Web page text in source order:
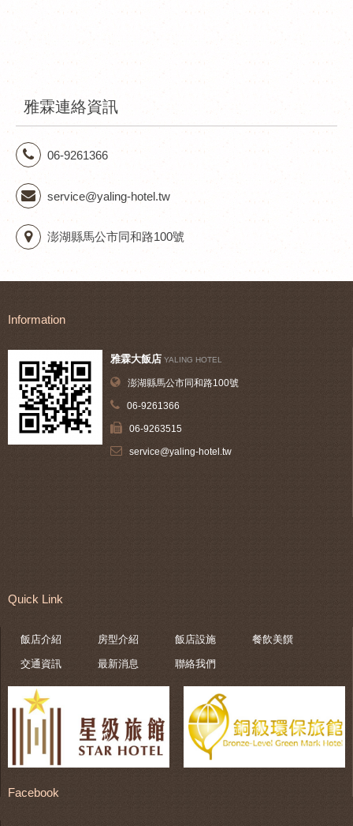
雅霖連絡資訊
06-9261366
service@yaling-hotel.tw
澎湖縣馬公市同和路100號
Information
雅霖大飯店 YALING HOTEL
澎湖縣馬公市同和路100號
06-9261366
06-9263515
service@yaling-hotel.tw
Quick Link
飯店介紹 房型介紹 飯店設施 餐飲美饌
交通資訊 最新消息 聯絡我們
Facebook